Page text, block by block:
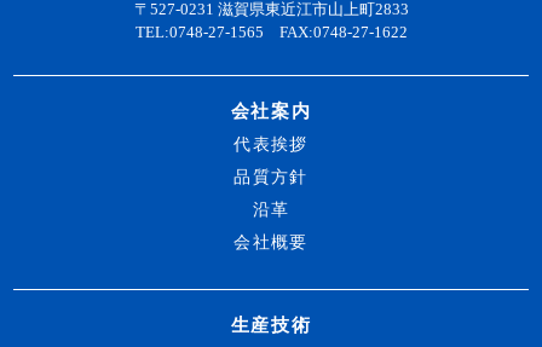
〒527-0231 滋賀県東近江市山上町2833
TEL:0748-27-1565 FAX:0748-27-1622
会社案内
代表挨拶
品質方針
沿革
会社概要
生産技術